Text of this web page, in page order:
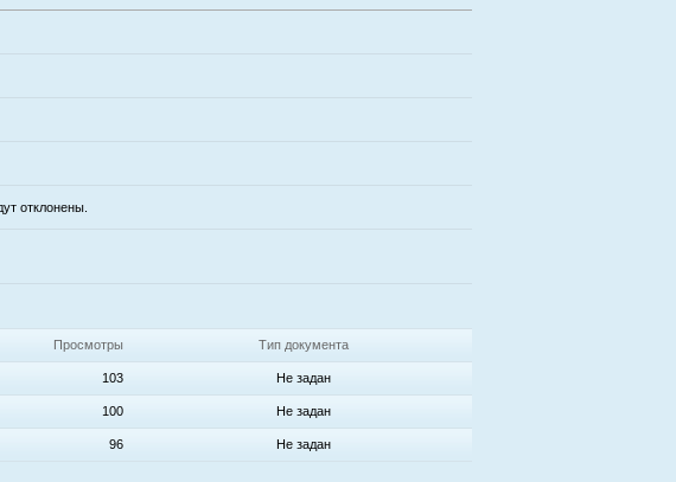
отклонены.
Просмотры Тип документа
103 Не задан
100 Не задан
96 Не задан